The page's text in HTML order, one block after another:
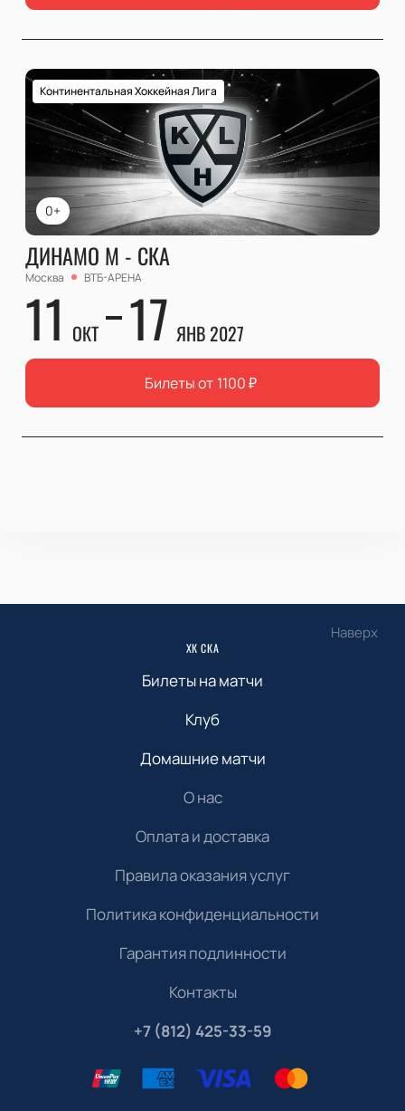
0+
Континентальная Хоккейная Лига
ДИНАМО М - СКА
Москва ВТБ-АРЕНА
11 ОКТ 17 ЯНВ 2027
Билеты от 1100₽
Наверх
ХК СКА
Билеты на матчи
Клуб
Домашние матчи
О нас
Оплата и доставка
Правила оказания услуг
Политика конфиденциальности
Гарантия подлинности
Контакты
+7 (812) 425-33-59